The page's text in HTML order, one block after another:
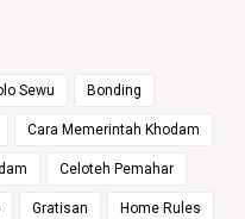
Sewu Bonding
Cara Memerintah Khodam
Celoteh Pemahar
Gratisan Home Rules